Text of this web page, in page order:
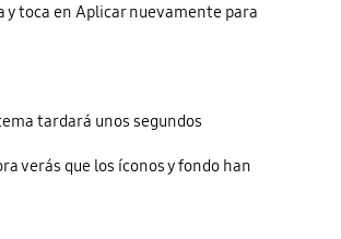
y toca en Aplicar nuevamente para
tardará unos segundos
verás que los íconos y fondo han